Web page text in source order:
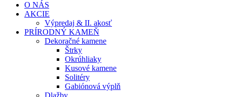
O NÁS
AKCIE
Výpredaj & II. akosť
PRÍRODNÝ KAMEŇ
Dekoračné kamene
Štrky
Okrúhliaky
Kusové kamene
Solitéry
Gabiónová výplň
Dlažby